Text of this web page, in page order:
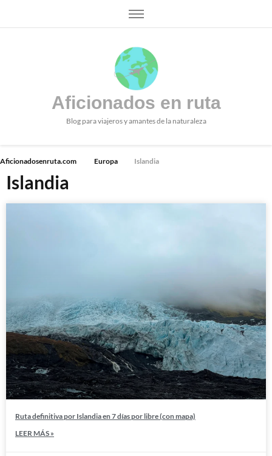
Aficionados en ruta
Blog para viajeros y amantes de la naturaleza
Aficionadosenruta.com Europa Islandia
Islandia
Ruta definitiva por Islandia en 7 días por libre (con mapa)
LEER MÁS »